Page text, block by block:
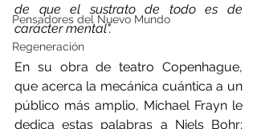
Pensadores del Nuevo Mundo
Regeneración
de que el sustrato de todo es de
carácter mental".
En su obra de teatro Copenhague,
que acerca la mecánica cuántica a un
público más amplio, Michael Frayn le